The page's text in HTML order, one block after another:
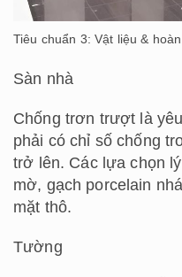
Tiêu chuẩn 3: Vật liệu &
Sàn nhà
Chống trơn trượt là
phải có chỉ số chống
trở lên. Các lựa chọn
mờ, gạch porcelain
mặt thô.
Tường